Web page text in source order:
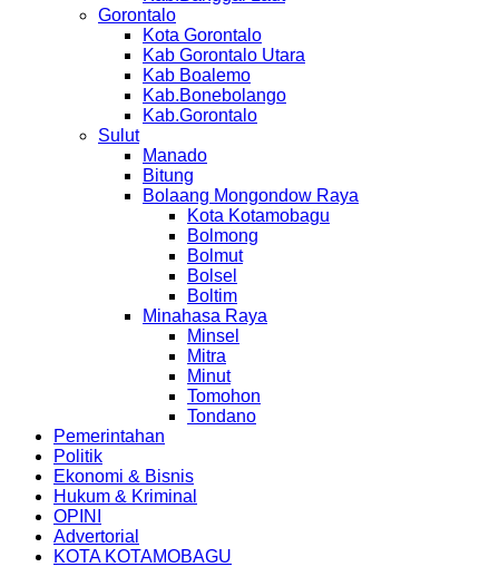
Gorontalo
Kota Gorontalo
Kab Gorontalo Utara
Kab Boalemo
Kab.Bonebolango
Kab.Gorontalo
Sulut
Manado
Bitung
Bolaang Mongondow Raya
Kota Kotamobagu
Bolmong
Bolmut
Bolsel
Boltim
Minahasa Raya
Minsel
Mitra
Minut
Tomohon
Tondano
Pemerintahan
Politik
Ekonomi & Bisnis
Hukum & Kriminal
OPINI
Advertorial
KOTA KOTAMOBAGU